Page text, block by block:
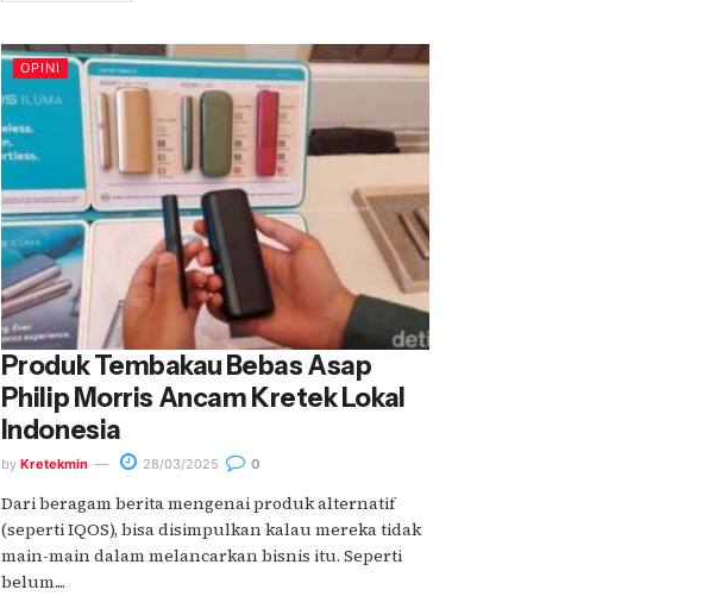
OPINI
Produk Tembakau Bebas Asap
Philip Morris Ancam Kretek Lokal
Indonesia
by Kretekmin 28/03/2025 0
Dari beragam berita mengenai produk alternatif
(seperti IQOS), bisa disimpulkan kalau mereka tidak
main-main dalam melancarkan bisnis itu. Seperti
belum....